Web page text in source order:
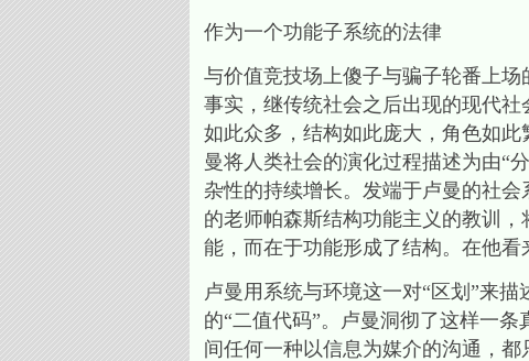
作为一个功能子系统的法律
与价值竞技场上傻子与骗子轮番上
事实，继传统社会之后出现的现代
如此众多，结构如此庞大，角色如
曼将人类社会的演化过程描述为由“
杂性的持续增长。发端于卢曼的社
的老师帕森斯结构功能主义的教训
能，而在于功能形成了结构。在他看
卢曼用系统与环境这一对“区划”来
的“二值代码”。卢曼洞彻了这样一
间任何一种以信息为媒介的沟通，